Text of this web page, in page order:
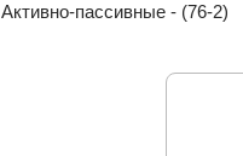
Активно-пассивные - (76-2)